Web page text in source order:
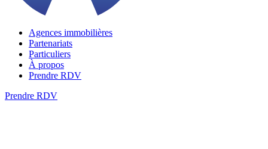
Agences immobilières
Partenariats
Particuliers
À propos
Prendre RDV
Prendre RDV